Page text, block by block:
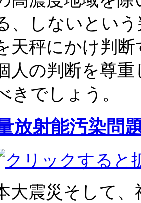
、しないとい
天秤にかけ判
人の判断を尊
きでしょう。
放射能汚染問
大震災そして